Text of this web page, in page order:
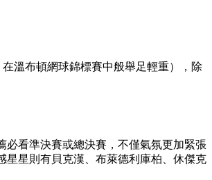
在溫布頓網球錦標賽中般舉足輕重），除
必看準決賽或總決賽，不僅氣氛更加緊張
星星則有貝克漢、布萊德利庫柏、休傑克